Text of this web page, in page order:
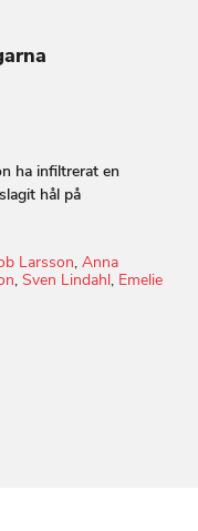
ha infiltrerat en
hål på
Larsson,Anna
,Sven Lindahl, Emelie